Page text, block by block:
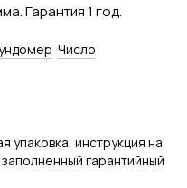
Гарантия 1 год.
Число
упаковка, инструкция на
гарантийный